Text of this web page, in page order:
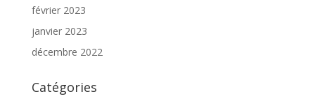
février 2023
janvier 2023
décembre 2022
Catégories